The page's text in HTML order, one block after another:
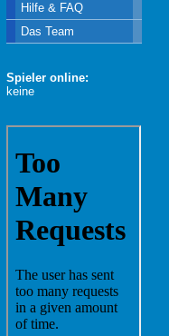
Hilfe & FAQ
Das Team
Spieler online:
keine